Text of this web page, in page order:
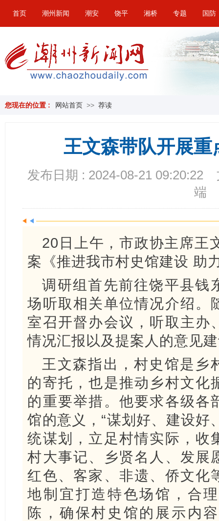
首页 潮州新闻 潮安 饶平 湘桥 专题 国防
您现在的位置 : 网站首页 >> 荐读
王文森带队开展
发布日期 : 2024-08-21 09:20:22
端
20日上午，市政协主席王
案《推进我市村史馆建设 助
调研组首先前往饶平县钱
场听取相关单位情况介绍。
室召开督办会议，听取主办
情况汇报以及提案人的意见
王文森指出，村史馆是乡
的寄托，也是推动乡村文化
的重要举措。他要求各级各
馆的意义，“谋划好、建设好
统谋划，立足村情实际，收
村大事记、乡贤名人、发展
红色、客家、非遗、侨文化
地制宜打造特色场馆，合
陈，确保村史馆的展示内